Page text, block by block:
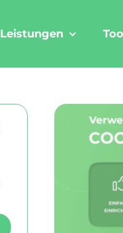
Leistungen